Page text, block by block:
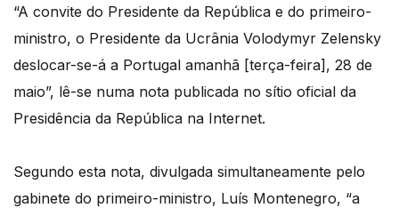
“A convite do Presidente da República e do primeiro-
ministro, o Presidente da Ucrânia Volodymyr Zelensky
deslocar-se-á a Portugal amanhã [terça-feira], 28 de
maio”, lê-se numa nota publicada no sítio oficial da
Presidência da República na Internet.
Segundo esta nota, divulgada simultaneamente pelo
gabinete do primeiro-ministro, Luís Montenegro, “a